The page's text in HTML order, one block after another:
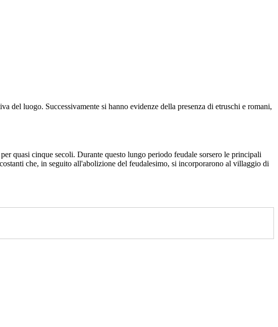
del luogo. Successivamente si hanno evidenze della presenza di etruschi e romani,
quasi cinque secoli. Durante questo lungo periodo feudale sorsero le principali
che, in seguito all'abolizione del feudalesimo, si incorporarono al villaggio di